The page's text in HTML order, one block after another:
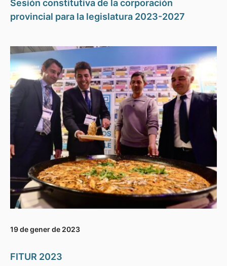
Sesión constitutiva de la corporación
provincial para la legislatura 2023-2027
19 de gener de 2023
FITUR 2023